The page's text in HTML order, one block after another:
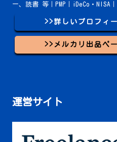
ー、読書 等｜PMP｜iDeCo・NISA
>>詳しいプロフィ
>>メルカリ出品ペ
運営サイト